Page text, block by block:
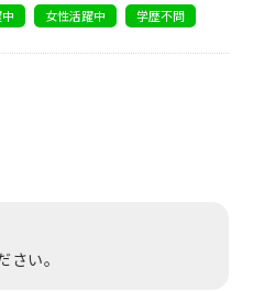
女性活躍中 学歴不問
さい。